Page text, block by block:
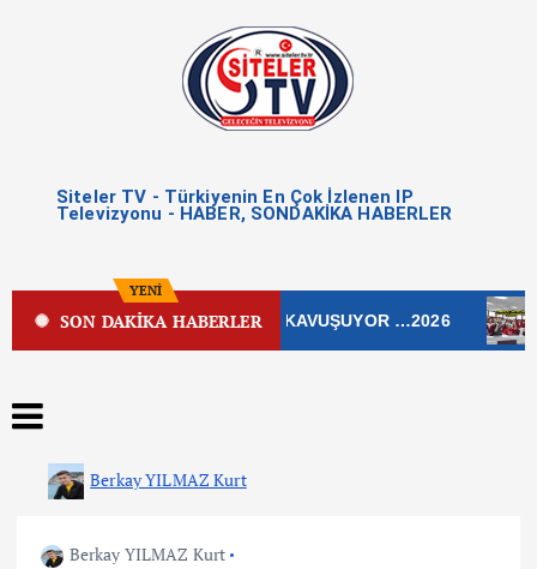
Siteler TV - Türkiyenin En Çok İzlenen IP
Televizyonu - HABER, SONDAKİKA HABERLER
YENİ
SON DAKİKA HABERLER
YENİ ÇEHRESİNE KAVUŞUYOR …2026
Berkay YILMAZ Kurt
Berkay YILMAZ Kurt